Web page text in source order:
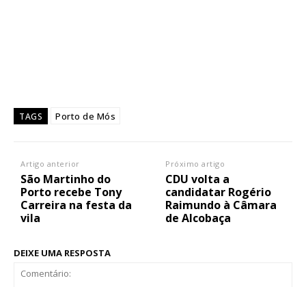
TAGS Porto de Mós
Artigo anterior
São Martinho do
Porto recebe Tony
Carreira na festa da
vila
Próximo artigo
CDU volta a
candidatar Rogério
Raimundo à Câmara
de Alcobaça
DEIXE UMA RESPOSTA